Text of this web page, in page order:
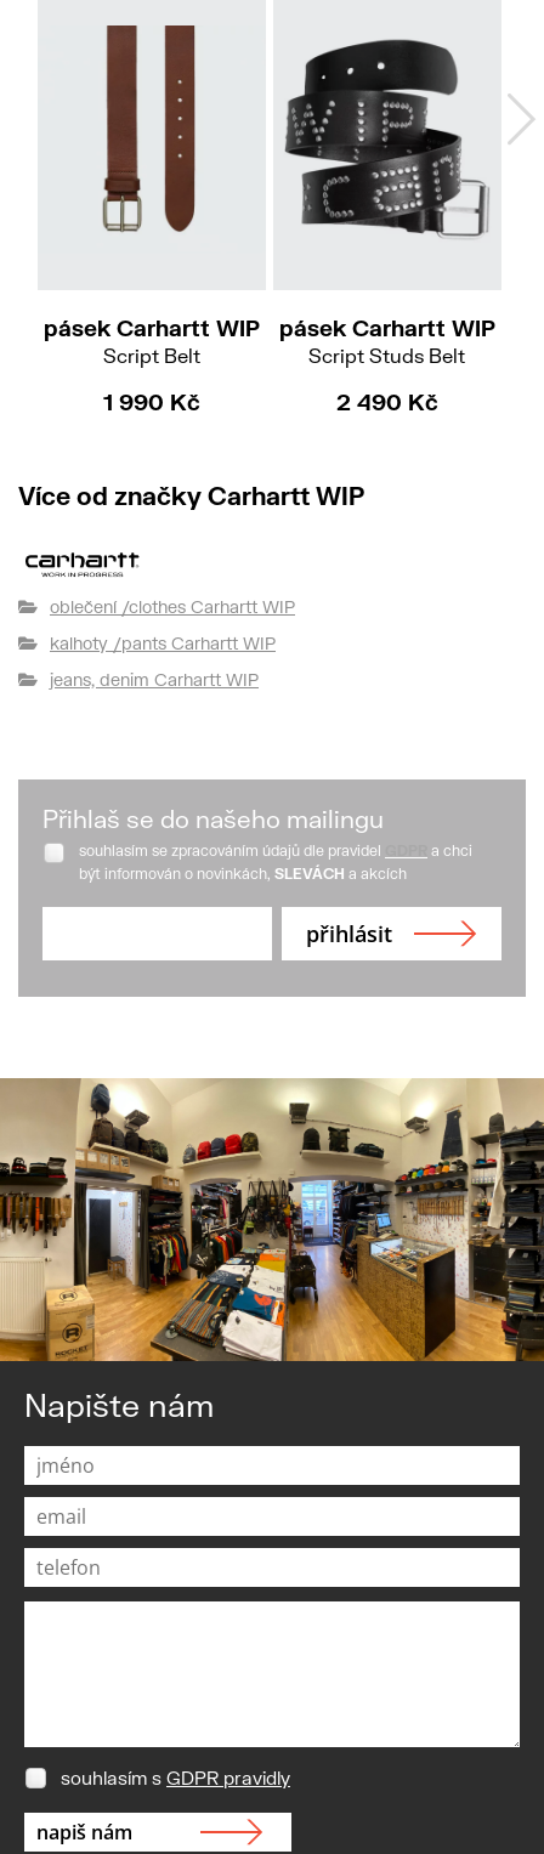
pásek Carhartt WIP
Script Belt
1 990 Kč
pásek Carhartt WIP
Script Studs Belt
2 490 Kč
Více od značky Carhartt WIP
oblečení /clothes Carhartt WIP
kalhoty /pants Carhartt WIP
jeans, denim Carhartt WIP
Přihlaš se do našeho mailingu
souhlasím se zpracováním údajů dle pravidel
a chci
být informován o novinkách, SLEVÁCH a akcích
Napište nám
souhlasím s GDPR pravidly